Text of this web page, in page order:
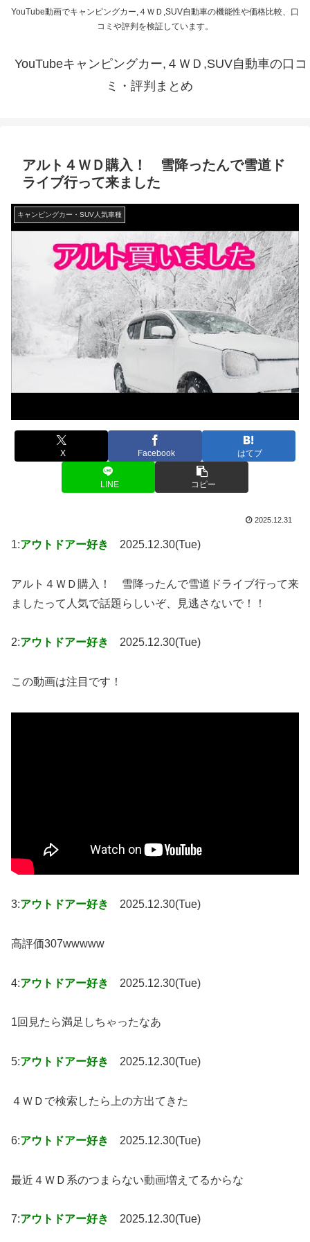
YouTube動画でキャンピングカー,４ＷＤ,SUV自動車の機能性や価格比較、口
コミや評判を検証しています。
YouTubeキャンピングカー,４ＷＤ,SUV自動車の口コ
ミ・評判まとめ
アルト４ＷＤ購入！ 雪降ったんで雪道ド
ライブ行って来ました
キャンピングカー・SUV人気車種
X Facebook はてブ
LINE コピー
2025.12.31
1:アウトドアー好き 2025.12.30(Tue)
アルト４ＷＤ購入！ 雪降ったんで雪道ドライブ行って来
ましたって人気で話題らしいぞ、見逃さないで！！
2:アウトドアー好き 2025.12.30(Tue)
この動画は注目です！
3:アウトドアー好き 2025.12.30(Tue)
高評価307wwwww
4:アウトドアー好き 2025.12.30(Tue)
1回見たら満足しちゃったなあ
5:アウトドアー好き 2025.12.30(Tue)
４ＷＤで検索したら上の方出てきた
6:アウトドアー好き 2025.12.30(Tue)
最近４ＷＤ系のつまらない動画増えてるからな
7:アウトドアー好き 2025.12.30(Tue)